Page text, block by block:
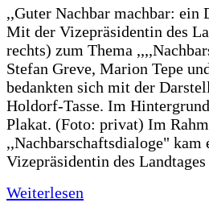
,,Guter Nachbar machbar:
Mit der Vizepräsidentin des
rechts) zum Thema
Stefan Greve, Marion Tepe
bedankten sich mit der
Holdorf-Tasse. Im
Plakat. (Foto: privat) Im
,,Nachbarschaftsdialoge" kam
Vizepräsidentin des Landtages
Weiterlesen